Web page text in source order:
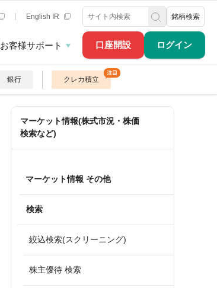
口座開設 ログイン
English IR 銘柄検索
お客様サポート
銀行 クレカ積立
マーケット情報(株式市況・株価
検索など)
マーケット情報 その他
検索
絞込検索(スクリーニング)
株主優待 検索